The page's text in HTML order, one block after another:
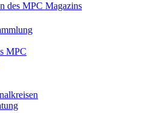
des MPC Magazins
MPC